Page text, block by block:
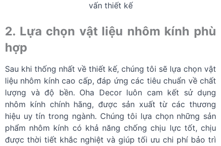
vấn thiết kế
2. Lựa chọn vật liệu nhôm kính phù
hợp
Sau khi thống nhất về thiết kế, chúng tôi sẽ lựa chọn vật
liệu nhôm kính cao cấp, đáp ứng các tiêu chuẩn về chất
lượng và độ bền. Oha Decor luôn cam kết sử dụng
nhôm kính chính hãng, được sản xuất từ các thương
hiệu uy tín trong ngành. Chúng tôi lựa chọn những sản
phẩm nhôm kính có khả năng chống chịu lực tốt, chịu
được thời tiết khắc nghiệt và giúp tối ưu chi phí bảo trì